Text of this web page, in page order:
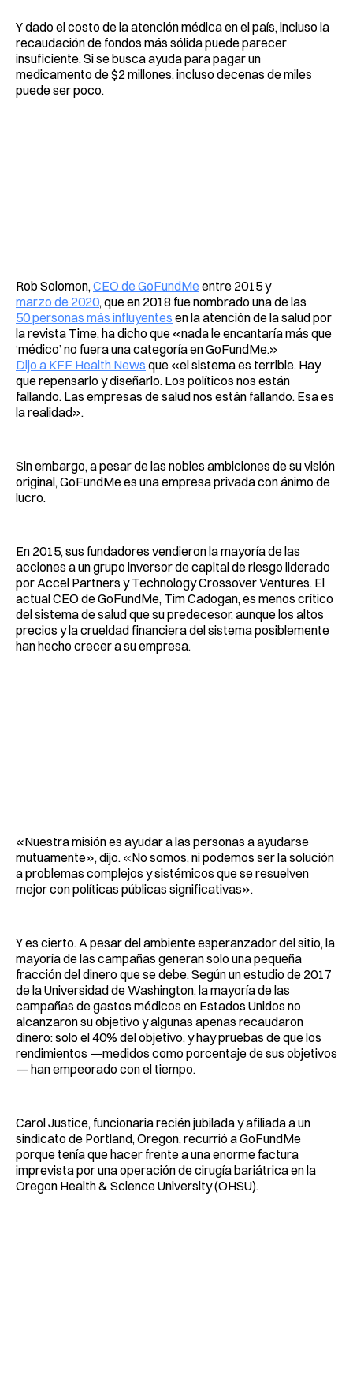
Y dado el costo de la atención médica en el país, incluso la
recaudación de fondos más sólida puede parecer
insuficiente. Si se busca ayuda para pagar un
medicamento de $2 millones, incluso decenas de miles
puede ser poco.
Rob Solomon, CEO de GoFundMeentre 2015 y
marzo de 2020, que en 2018 fue nombrado una de las
50 personas más influyentes en la atención de la salud por
la revista Time, ha dicho que «nada le encantaría más que
‘médico’ no fuera una categoría en GoFundMe.»
Dijo a KFF Health News que «el sistema es terrible. Hay
que repensarlo y diseñarlo. Los políticos nos están
fallando. Las empresas de salud nos están fallando. Esa es
la realidad».
Sin embargo, a pesar de las nobles ambiciones de su visión
original, GoFundMe es una empresa privada con ánimo de
lucro.
En 2015, sus fundadores vendieron la mayoría de las
acciones a un grupo inversor de capital de riesgo liderado
por Accel Partners y Technology Crossover Ventures. El
actual CEO de GoFundMe, Tim Cadogan, es menos crítico
del sistema de salud que su predecesor, aunque los altos
precios y la crueldad financiera del sistema posiblemente
han hecho crecer a su empresa.
«Nuestra misión es ayudar a las personas a ayudarse
mutuamente», dijo. «No somos, ni podemos ser la solución
a problemas complejos y sistémicos que se resuelven
mejor con políticas públicas significativas».
Y es cierto. A pesar del ambiente esperanzador del sitio, la
mayoría de las campañas generan solo una pequeña
fracción del dinero que se debe. Según un estudio de 2017
de la Universidad de Washington, la mayoría de las
campañas de gastos médicos en Estados Unidos no
alcanzaron su objetivo y algunas apenas recaudaron
dinero: solo el 40% del objetivo, y hay pruebas de que los
rendimientos —medidos como porcentaje de sus objetivos
— han empeorado con el tiempo.
Carol Justice, funcionaria recién jubilada y afiliada a un
sindicato de Portland, Oregon, recurrió a GoFundMe
porque tenía que hacer frente a una enorme factura
imprevista por una operación de cirugía bariátrica en la
Oregon Health & Science University (OHSU).